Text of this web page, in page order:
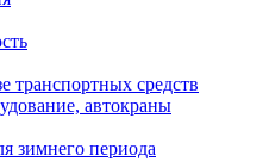
транспортных средств
автокраны
зимнего периода